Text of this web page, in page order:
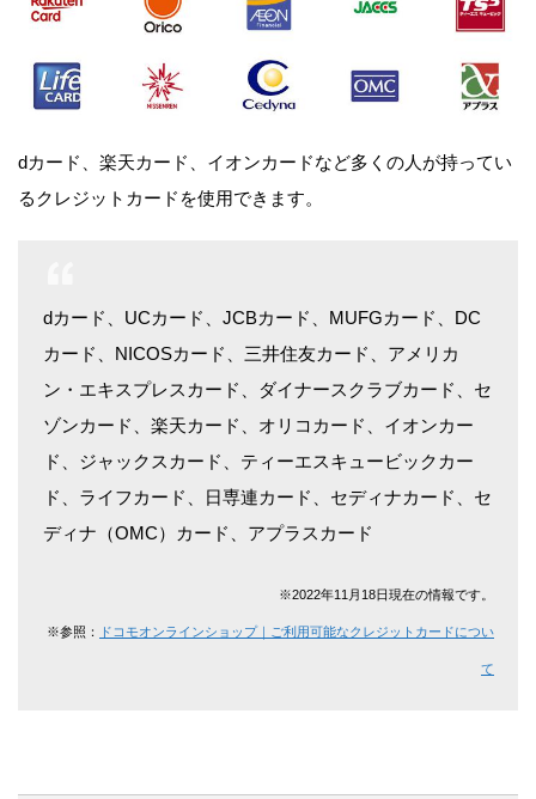
dカード、楽天カード、イオンカードなど多くの人が持ってい
るクレジットカードを使用できます。
dカード、UCカード、JCBカード、MUFGカード、DC
カード、NICOSカード、三井住友カード、アメリカ
ン・エキスプレスカード、ダイナースクラブカード、セ
ゾンカード、楽天カード、オリコカード、イオンカー
ド、ジャックスカード、ティーエスキュービックカー
ド、ライフカード、日専連カード、セディナカード、セ
ディナ（OMC）カード、アプラスカード
※2022年11月18日現在の情報です。
※参照： ドコモオンラインショップ｜ご利用可能なクレジットカードについ
て